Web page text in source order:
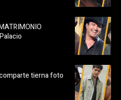
comparte tierna foto